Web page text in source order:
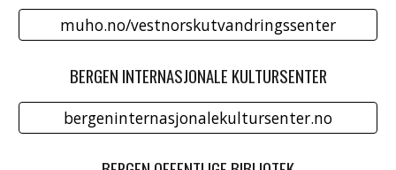
muho.no/vestnorskutvandringssenter
BERGEN INTERNASJONALE KULTURSENTER
bergeninternasjonalekultursenter.no